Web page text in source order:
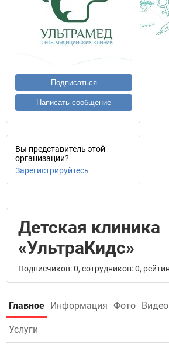
Подписаться
Написать сообщение
Вы представитель этой
организации?
Зарегистрируйтесь
Детская клиника
«УльтраКидс»
Подписчиков: 0, сотрудников: 0,
Главное Информация Фото Видео
Услуги